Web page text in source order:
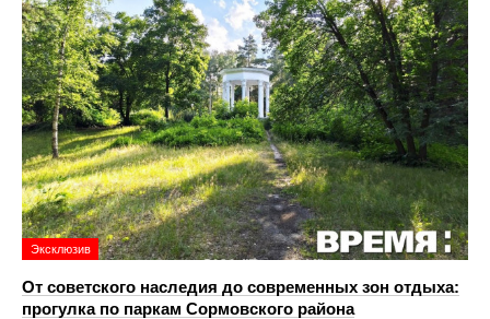
Эксклюзив
От советского наследия до современных зон отдыха:
прогулка по паркам Сормовского района